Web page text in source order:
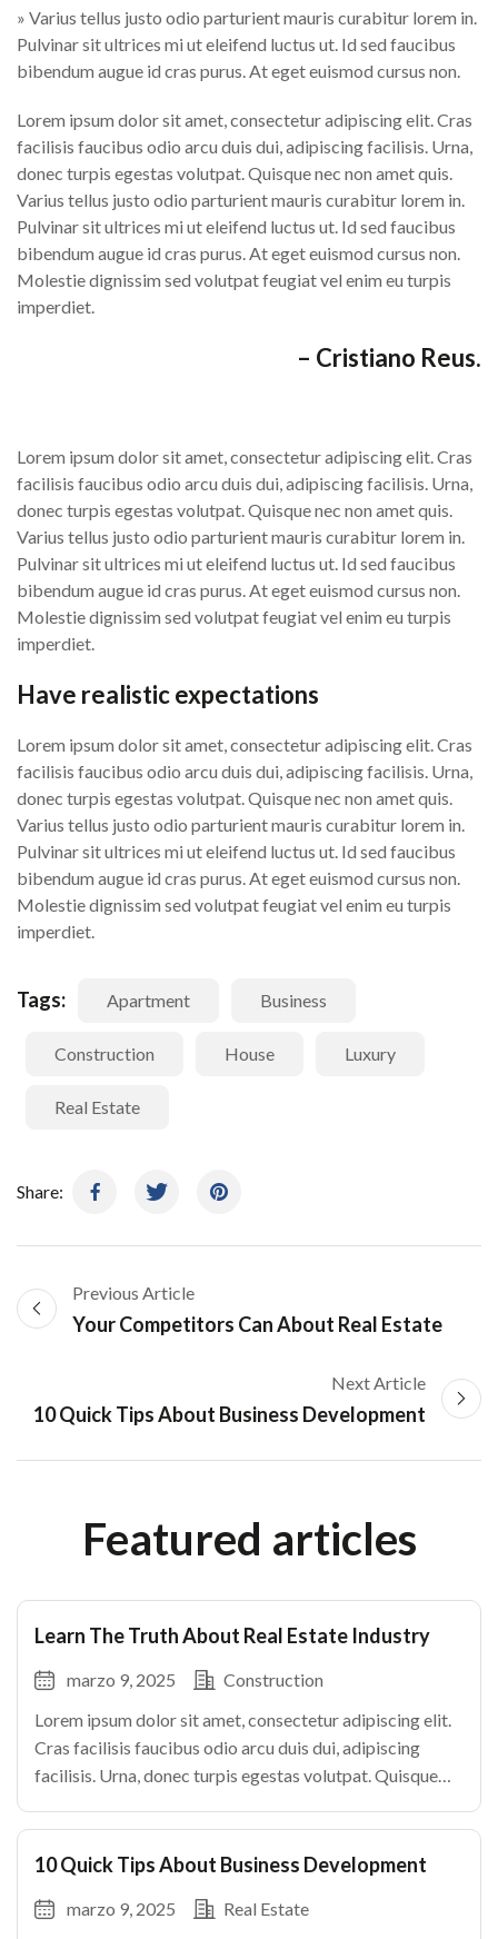
» Varius tellus justo odio parturient mauris curabitur lorem in.
Pulvinar sit ultrices mi ut eleifend luctus ut. Id sed faucibus
bibendum augue id cras purus. At eget euismod cursus non.
Lorem ipsum dolor sit amet, consectetur adipiscing elit. Cras
facilisis faucibus odio arcu duis dui, adipiscing facilisis. Urna,
donec turpis egestas volutpat. Quisque nec non amet quis.
Varius tellus justo odio parturient mauris curabitur lorem in.
Pulvinar sit ultrices mi ut eleifend luctus ut. Id sed faucibus
bibendum augue id cras purus. At eget euismod cursus non.
Molestie dignissim sed volutpat feugiat vel enim eu turpis
imperdiet.
– Cristiano Reus.
Lorem ipsum dolor sit amet, consectetur adipiscing elit. Cras
facilisis faucibus odio arcu duis dui, adipiscing facilisis. Urna,
donec turpis egestas volutpat. Quisque nec non amet quis.
Varius tellus justo odio parturient mauris curabitur lorem in.
Pulvinar sit ultrices mi ut eleifend luctus ut. Id sed faucibus
bibendum augue id cras purus. At eget euismod cursus non.
Molestie dignissim sed volutpat feugiat vel enim eu turpis
imperdiet.
Have realistic expectations
Lorem ipsum dolor sit amet, consectetur adipiscing elit. Cras
facilisis faucibus odio arcu duis dui, adipiscing facilisis. Urna,
donec turpis egestas volutpat. Quisque nec non amet quis.
Varius tellus justo odio parturient mauris curabitur lorem in.
Pulvinar sit ultrices mi ut eleifend luctus ut. Id sed faucibus
bibendum augue id cras purus. At eget euismod cursus non.
Molestie dignissim sed volutpat feugiat vel enim eu turpis
imperdiet.
Tags: Apartment Business
Construction House Luxury
Real Estate
Share:
Previous Article
Your Competitors Can About Real Estate
Next Article
10 Quick Tips About Business Development
Featured articles
Learn The Truth About Real Estate Industry
marzo 9, 2025
Construction
Lorem ipsum dolor sit amet, consectetur adipiscing elit.
Cras facilisis faucibus odio arcu duis dui, adipiscing
facilisis. Urna, donec turpis egestas volutpat. Quisque
mauris curabitur lorem in. Pulvinar sit ultrices mi […]
10 Quick Tips About Business Development
marzo 9, 2025
Real Estate